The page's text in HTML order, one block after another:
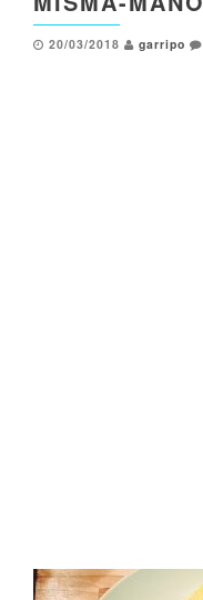
20/03/2018 garripo